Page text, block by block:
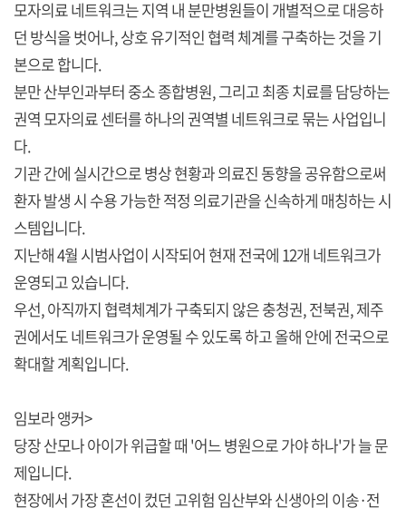
모자의료 네트워크는 지역 내 분만병원들이 개별적으로 대응하
던 방식을 벗어나, 상호 유기적인 협력 체계를 구축하는 것을 기
본으로 합니다.
분만 산부인과부터 중소 종합병원, 그리고 최종 치료를 담당하는
권역 모자의료 센터를 하나의 권역별 네트워크로 묶는 사업입니
다.
기관 간에 실시간으로 병상 현황과 의료진 동향을 공유함으로써
환자 발생 시 수용 가능한 적정 의료기관을 신속하게 매칭하는 시
스템입니다.
지난해 4월 시범사업이 시작되어 현재 전국에 12개 네트워크가
운영되고 있습니다.
우선, 아직까지 협력체계가 구축되지 않은 충청권, 전북권, 제주
권에서도 네트워크가 운영될 수 있도록 하고 올해 안에 전국으로
확대할 계획입니다.
임보라 앵커>
당장 산모나 아이가 위급할 때 '어느 병원으로 가야 하나'가 늘 문
제입니다.
현장에서 가장 혼선이 컸던 고위험 임산부와 신생아의 이송·전